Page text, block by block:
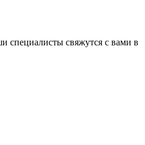
специалисты свяжутся с вами в